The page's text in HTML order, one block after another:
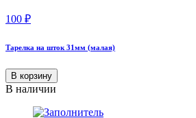
100 ₽
Тарелка на шток 31мм (малая)
В корзину
В наличии